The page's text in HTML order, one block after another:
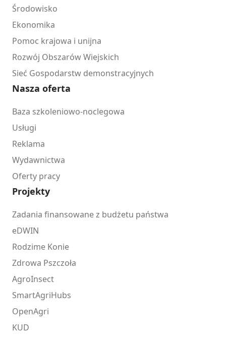
Środowisko
Ekonomika
Pomoc krajowa i unijna
Rozwój Obszarów Wiejskich
Sieć Gospodarstw demonstracyjnych
Nasza oferta
Baza szkoleniowo-noclegowa
Usługi
Reklama
Wydawnictwa
Oferty pracy
Projekty
Zadania finansowane z budżetu państwa
eDWIN
Rodzime Konie
Zdrowa Pszczoła
AgroInsect
SmartAgriHubs
OpenAgri
KUD